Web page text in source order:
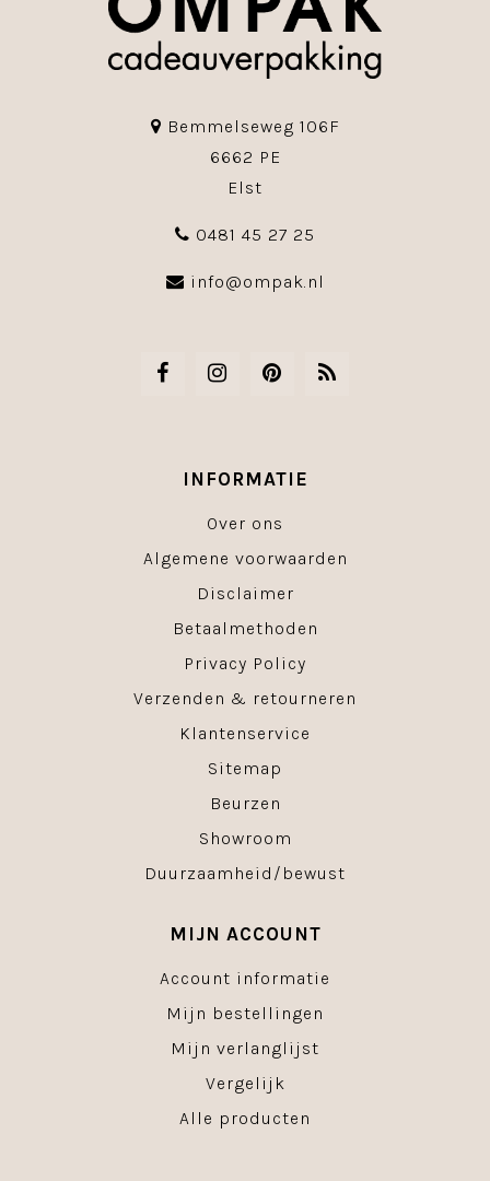
Bemmelseweg 106F
6662 PE
Elst
0481 45 27 25
info@ompak.nl
INFORMATIE
Over ons
Algemene voorwaarden
Disclaimer
Betaalmethoden
Privacy Policy
Verzenden & retourneren
Klantenservice
Sitemap
Beurzen
Showroom
Duurzaamheid/bewust
MIJN ACCOUNT
Account informatie
Mijn bestellingen
Mijn verlanglijst
Vergelijk
Alle producten